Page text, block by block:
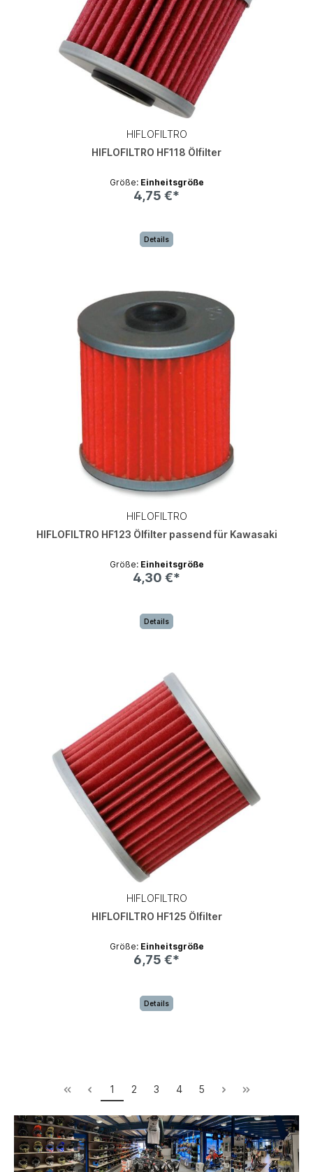
HIFLOFILTRO
HIFLOFILTRO HF118 Ölfilter
Größe: Einheitsgröße
4,75 €*
Details
HIFLOFILTRO
HIFLOFILTRO HF123 Ölfilter passend für Kawasaki
Größe: Einheitsgröße
4,30 €*
Details
HIFLOFILTRO
HIFLOFILTRO HF125 Ölfilter
Größe: Einheitsgröße
6,75 €*
Details
1 2 3 4 5